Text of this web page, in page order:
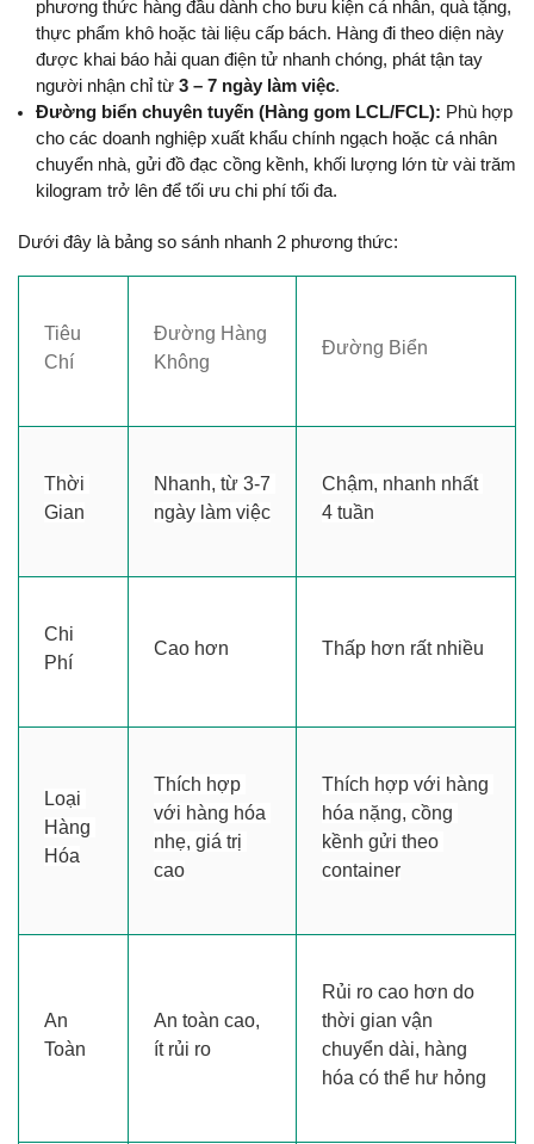
phương thức hàng đầu dành cho bưu kiện cá nhân, quà tặng,
thực phẩm khô hoặc tài liệu cấp bách. Hàng đi theo diện này
được khai báo hải quan điện tử nhanh chóng, phát tận tay
người nhận chỉ từ 3 – 7 ngày làm việc.
Đường biển chuyên tuyến (Hàng gom LCL/FCL): Phù hợp
cho các doanh nghiệp xuất khẩu chính ngạch hoặc cá nhân
chuyển nhà, gửi đồ đạc cồng kềnh, khối lượng lớn từ vài trăm
kilogram trở lên để tối ưu chi phí tối đa.
Dưới đây là bảng so sánh nhanh 2 phương thức:
Tiêu
Chí
Đường Hàng
Không
Đường Biển
Thời
Gian
Nhanh, từ 3-7
ngày làm việc
Chậm, nhanh nhất
4 tuần
Chi
Phí
Cao hơn Thấp hơn rất nhiều
Loại
Hàng
Hóa
Thích hợp
với hàng hóa
nhẹ, giá trị
cao
Thích hợp với hàng
hóa nặng, cồng
kềnh gửi theo
container
An
Toàn
An toàn cao,
ít rủi ro
Rủi ro cao hơn do
thời gian vận
chuyển dài, hàng
hóa có thể hư hỏng